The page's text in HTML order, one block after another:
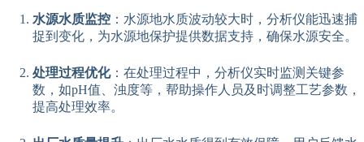
水源水质监控 ：水源地水质波动较大时，分析仪能迅速捕
捉到变化，为水源地保护提供数据支持，确保水源安全。
处理过程优化：在处理过程中，分析仪实时监测关键参
数，如pH值、浊度等，帮助操作人员及时调整工艺参数，
提高处理效率。